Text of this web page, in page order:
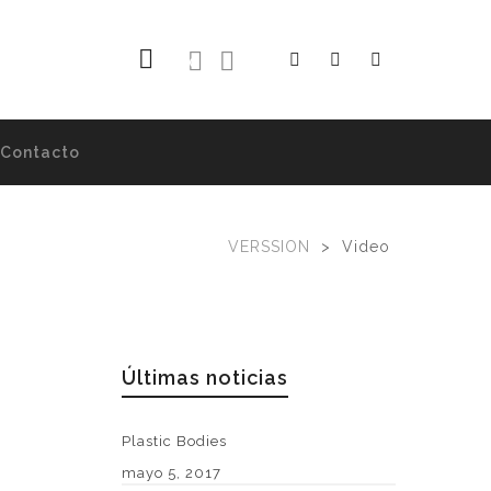
0
Contacto
VERSSION > Video
Últimas noticias
Plastic Bodies
mayo 5, 2017